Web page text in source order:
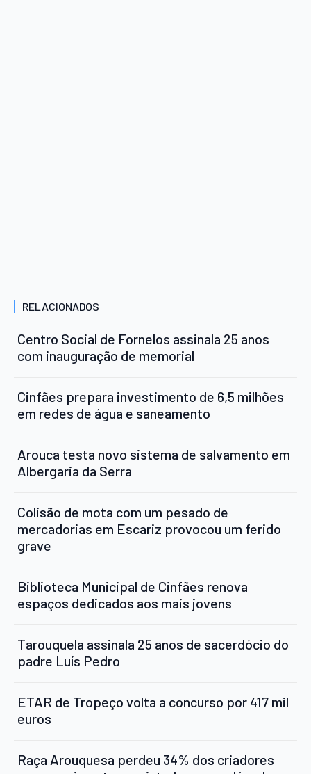
RELACIONADOS
Centro Social de Fornelos assinala 25 anos
com inauguração de memorial
Cinfães prepara investimento de 6,5 milhões
em redes de água e saneamento
Arouca testa novo sistema de salvamento em
Albergaria da Serra
Colisão de mota com um pesado de
mercadorias em Escariz provocou um ferido
grave
Biblioteca Municipal de Cinfães renova
espaços dedicados aos mais jovens
Tarouquela assinala 25 anos de sacerdócio do
padre Luís Pedro
ETAR de Tropeço volta a concurso por 417 mil
euros
Raça Arouquesa perdeu 34% dos criadores